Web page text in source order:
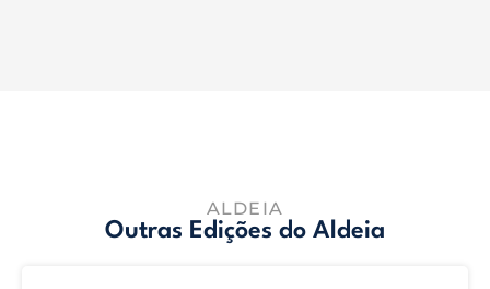
ALDEIA
Outras Edições do Aldeia